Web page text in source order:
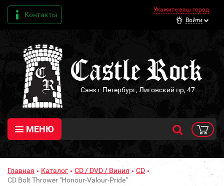
Контакты
Укажите ваш город
Войти
Санкт-Петербург, Лиговский пр, 47
МЕНЮ
Главная Каталог CD / DVD / Винил
CD
CD Bolt Thrower "Honour-Valour-Pride"